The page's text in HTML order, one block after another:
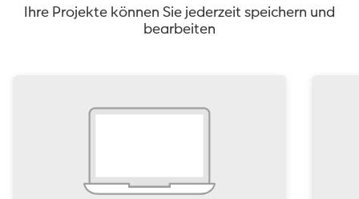
Ihre Projekte können Sie jederzeit speichern und
bearbeiten